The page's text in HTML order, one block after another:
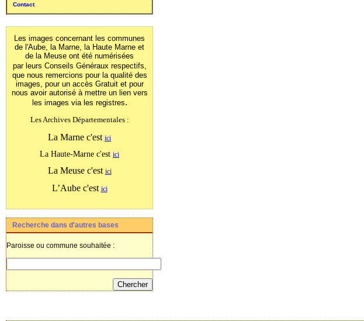
Contact
Les images concernant les communes
de l'Aube, la Marne, la Haute Marne et
de la Meuse ont été numérisées
par leurs Conseils Généraux respectifs,
que nous remercions pour la qualité des
images, pour un accès Gratuit et pour
nous avoir autorisé à mettre un lien vers
les images via les registres.
Les Archives Départementales :
La Marne c'est ici
La Haute-Marne c'est ici
La Meuse c'est ici
L’Aube c'est ici
Recherche dans d'autres bases
Paroisse ou commune souhaitée :